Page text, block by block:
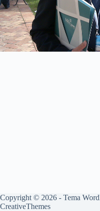
Copyright © 2026 - Tema
CreativeThemes